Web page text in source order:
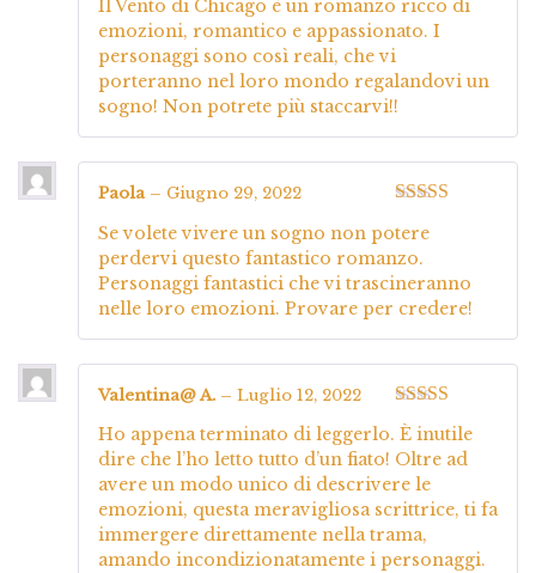
5
Il Vento di Chicago è un romanzo ricco di
emozioni, romantico e appassionato. I
personaggi sono così reali, che vi
porteranno nel loro mondo regalandovi un
sogno! Non potrete più staccarvi!!
Paola – Giugno 29, 2022
Se volete vivere un sogno non potere
perdervi questo fantastico romanzo.
Personaggi fantastici che vi trascineranno
nelle loro emozioni. Provare per credere!
Valutato
5
Valentina@ A. – Luglio 12, 2022
Ho appena terminato di leggerlo. È inutile
dire che l’ho letto tutto d’un fiato! Oltre ad
avere un modo unico di descrivere le
emozioni, questa meravigliosa scrittrice, ti fa
immergere direttamente nella trama,
amando incondizionatamente i personaggi.